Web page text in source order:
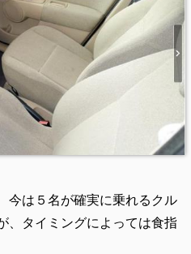
は５名が確実に乗れるクル
、タイミングによっては食指